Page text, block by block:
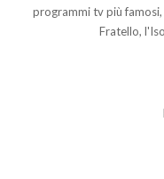
programmi tv più
Fratello,